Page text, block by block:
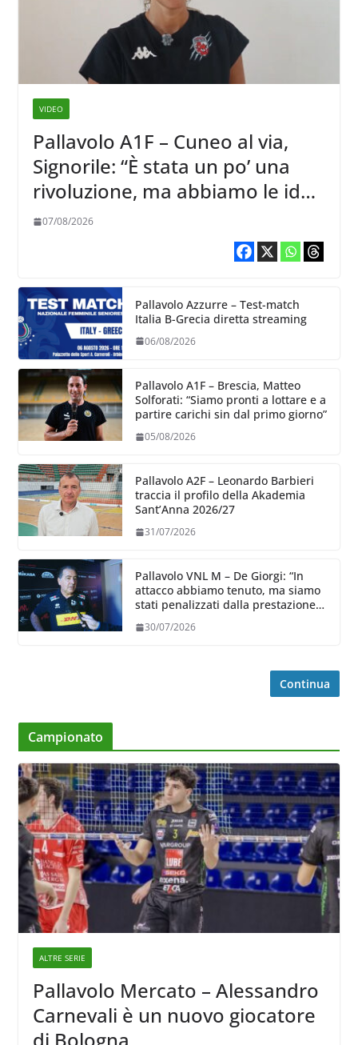
VIDEO
Pallavolo A1F – Cuneo al via,
Signorile: “È stata un po’ una
rivoluzione, ma abbiamo le idee
chiare siu cosa vogliamo fare”
07/08/2026
Pallavolo Azzurre – Test-match
Italia B-Grecia diretta streaming
06/08/2026
Pallavolo A1F – Brescia, Matteo
Solforati: “Siamo pronti a lottare e a
partire carichi sin dal primo giorno”
05/08/2026
Pallavolo A2F – Leonardo Barbieri
traccia il profilo della Akademia
Sant’Anna 2026/27
31/07/2026
Pallavolo VNL M – De Giorgi: “In
attacco abbiamo tenuto, ma siamo
stati penalizzati dalla prestazione
30/07/2026
Continua
Campionato
ALTRE SERIE
Pallavolo Mercato – Alessandro
Carnevali è un nuovo giocatore